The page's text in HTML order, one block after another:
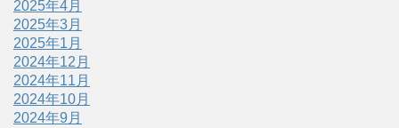
2025年4月
2025年3月
2025年1月
2024年12月
2024年11月
2024年10月
2024年9月